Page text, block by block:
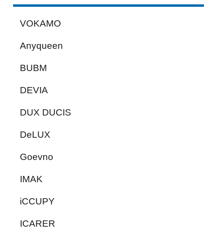
VOKAMO
Anyqueen
BUBM
DEVIA
DUX DUCIS
DeLUX
Goevno
IMAK
iCCUPY
ICARER